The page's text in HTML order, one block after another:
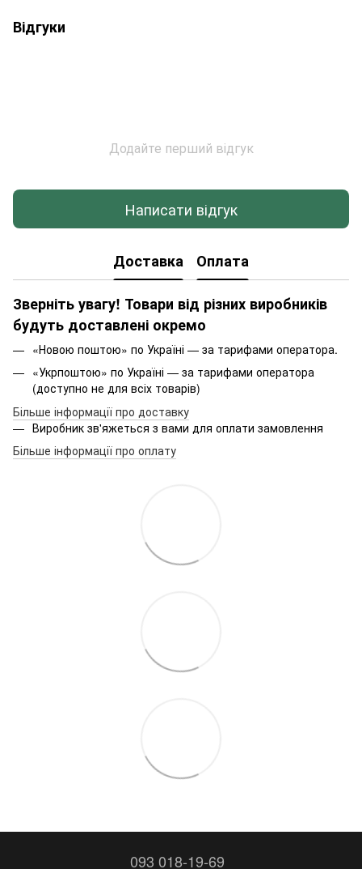
Відгуки
Додайте перший відгук
Написати відгук
Доставка Оплата
Зверніть увагу! Товари від різних виробників
будуть доставлені окремо
«Новою поштою» по Україні — за тарифами оператора.
«Укрпоштою» по Україні — за тарифами оператора
(доступно не для всіх товарів)
Більше інформації про доставку
Виробник зв'яжеться з вами для оплати замовлення
Більше інформації про оплату
093 018-19-69